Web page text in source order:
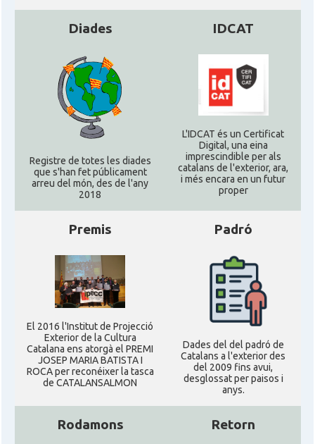
Diades
Registre de totes les diades
que s'han fet públicament
arreu del món, des de l'any
2018
IDCAT
L'IDCAT és un Certificat
Digital, una eina
imprescindible per als
catalans de l'exterior, ara,
i més encara en un futur
proper
Premis
El 2016 l'Institut de Projecció
Exterior de la Cultura
Catalana ens atorgà el PREMI
JOSEP MARIA BATISTA I
ROCA per reconéixer la tasca
de CATALANSALMON
Padró
Dades del del padró de
Catalans a l'exterior des
del 2009 fins avui,
desglossat per paisos i
anys.
Rodamons Retorn